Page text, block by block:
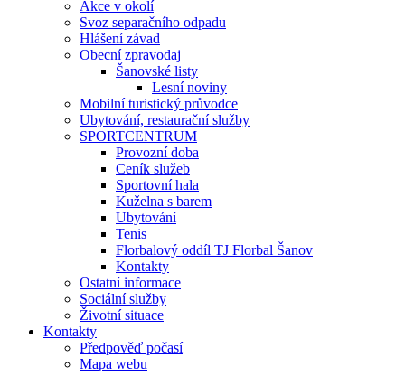
Akce v okolí
Svoz separačního odpadu
Hlášení závad
Obecní zpravodaj
Šanovské listy
Lesní noviny
Mobilní turistický průvodce
Ubytování, restaurační služby
SPORTCENTRUM
Provozní doba
Ceník služeb
Sportovní hala
Kuželna s barem
Ubytování
Tenis
Florbalový oddíl TJ Florbal Šanov
Kontakty
Ostatní informace
Sociální služby
Životní situace
Kontakty
Předpověď počasí
Mapa webu